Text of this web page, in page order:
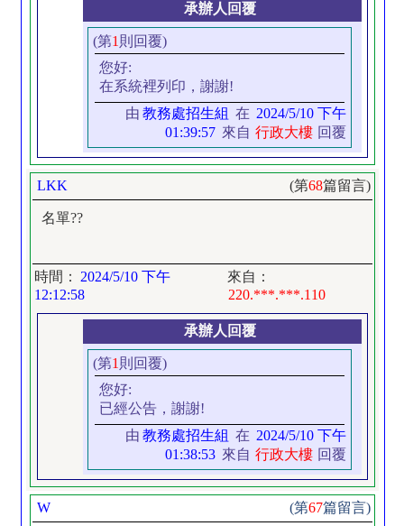
承辦人回覆
(第1 則回覆)
您好:
在系統裡列印，謝謝!
由 教務處招生組 在 2024/5/10 下午
01:39:57 來自 行政大樓 回覆
LKK (第68篇留言)
名單??
時間：
2024/5/10 下午
12:12:58
來自：
220.***.***.110
承辦人回覆
(第1 則回覆)
您好:
已經公告，謝謝!
由 教務處招生組 在 2024/5/10 下午
01:38:53 來自 行政大樓 回覆
W (第67篇留言)